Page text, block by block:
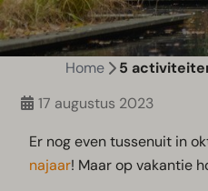
Home
5
17 augustus 2023
Er nog even tussenuit in
najaar! Maar op vakantie